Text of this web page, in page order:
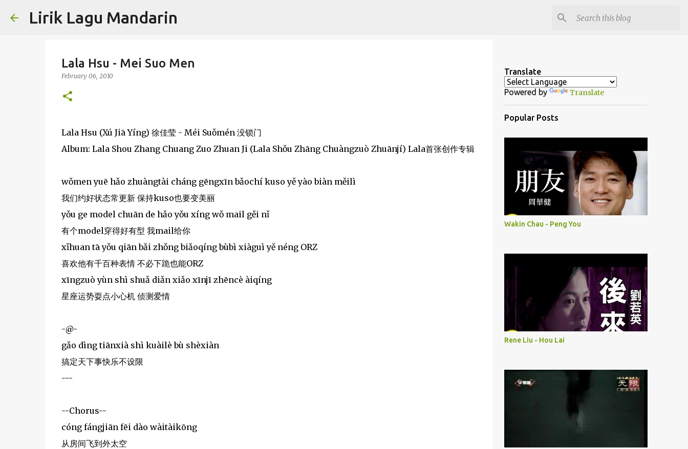
Lirik Lagu Mandarin
Lala Hsu - Mei Suo Men
February 06, 2010
Lala Hsu (Xú Jiā Yíng) 徐佳莹 - Méi Suǒmén 没锁门
Album: Lala Shou Zhang Chuang Zuo Zhuan Ji (Lala Shǒu Zhāng Chuàngzuò Zhuānjí) Lala首张创作专辑
wǒmen yuē hǎo zhuàngtài cháng gēngxīn bǎochí kuso yě yào biàn měilì
我们约好状态常更新 保持kuso也要变美丽
yǒu ge model chuān de hǎo yǒu xíng wǒ mail gěi nǐ
有个model穿得好有型 我mail给你
xǐhuan tā yǒu qiān bǎi zhǒng biǎoqíng bùbì xiàguì yě néng ORZ
喜欢他有千百种表情 不必下跪也能ORZ
xīngzuò yùn shì shuǎ diǎn xiǎo xīnjī zhēncè àiqíng
星座运势耍点小心机 侦测爱情
-@-
gǎo dìng tiānxià shì kuàilè bù shèxiàn
搞定天下事快乐不设限
---
--Chorus--
cóng fángjiān fēi dào wàitàikōng
从房间飞到外太空
Translate
Powered by Translate
Popular Posts
Wakin Chau - Peng You
Rene Liu - Hou Lai